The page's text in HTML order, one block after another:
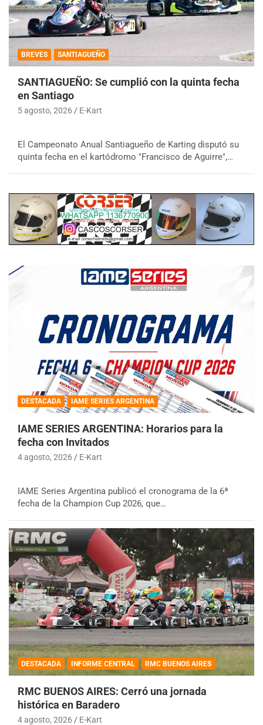
BREVES SANTIAGUEÑO
SANTIAGUEÑO: Se cumplió con la quinta fecha
en Santiago
5 agosto, 2026 E-Kart
El Campeonato Anual Santiagueño de Karting disputó su
quinta fecha en el kartódromo "Francisco de Aguirre",…
DESTACADA IAME SERIES ARGENTINA
IAME SERIES ARGENTINA: Horarios para la
fecha con Invitados
4 agosto, 2026 E-Kart
IAME Series Argentina publicó el cronograma de la 6ª
fecha de la Champion Cup 2026, que…
DESTACADA INFORME CENTRAL RMC BUENOS AIRES
RMC BUENOS AIRES: Cerró una jornada
histórica en Baradero
4 agosto, 2026 E-Kart